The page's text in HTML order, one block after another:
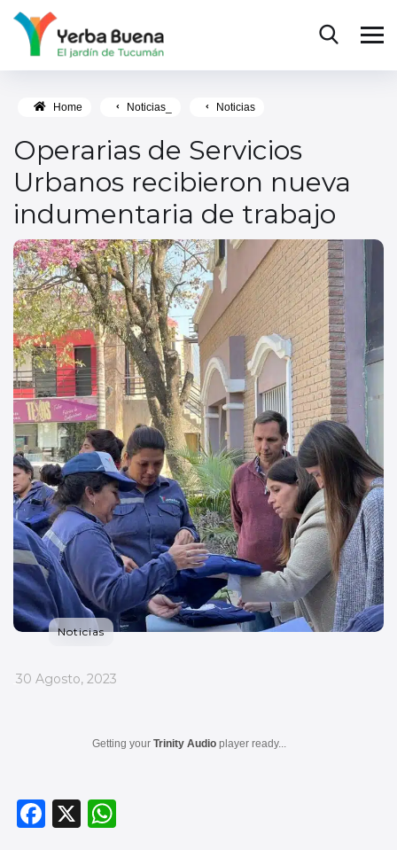
Home Noticias_ Noticias
Operarias de Servicios
Urbanos recibieron nueva
indumentaria de trabajo
Noticias
_
30 Agosto, 2023
Getting your Trinity Audio player ready...
F
X